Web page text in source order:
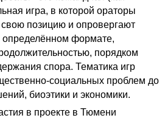
игра, в которой ораторы
позицию и опровергают
определённом формате,
порядком
спора. Тематика игр
социальных проблем до
биоэтики и экономики.
в проекте в Тюмени